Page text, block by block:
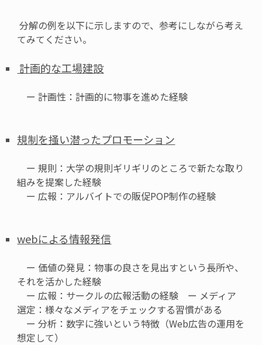
分解の例を以下に示しますので、参考にしながら考え
てみてください。
計画的な工場建設
ー 計画性：計画的に物事を進めた経験
規制を掻い潜ったプロモーション
ー 規則：大学の規則ギリギリのところで新たな取り
組みを提案した経験
ー 広報：アルバイトでの販促POP制作の経験
webによる情報発信
ー 価値の発見：物事の良さを見出すという長所や、
それを活かした経験
ー 広報：サークルの広報活動の経験 ー メディア
選定：様々なメディアをチェックする習慣がある
ー 分析：数字に強いという特徴（Web広告の運用を
想定して）